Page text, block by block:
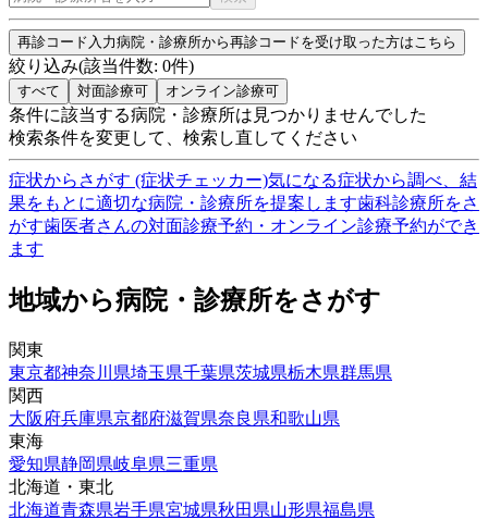
再診コード入力病院・診療所から再診コードを受け取った方はこちら
絞り込み(該当件数: 0件)
すべて 対面診療可 オンライン診療可
条件に該当する病院・診療所は見つかりませんでした
検索条件を変更して、検索し直してください
症状からさがす (症状チェッカー)気になる症状から調べ、結
果をもとに適切な病院・診療所を提案します歯科診療所をさ
がす歯医者さんの対面診療予約・オンライン診療予約ができ
ます
地域から病院・診療所をさがす
関東
東京都神奈川県埼玉県千葉県茨城県栃木県群馬県
関西
大阪府兵庫県京都府滋賀県奈良県和歌山県
東海
愛知県静岡県岐阜県三重県
北海道・東北
北海道青森県岩手県宮城県秋田県山形県福島県